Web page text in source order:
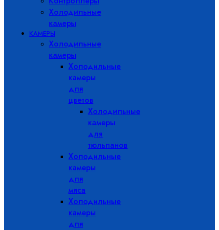
Холодильные
камеры
КАМЕРЫ
Холодильные
камеры
Холодильные
камеры
для
цветов
Холодильные
камеры
для
тюльпанов
Холодильные
камеры
для
мяса
Холодильные
камеры
для